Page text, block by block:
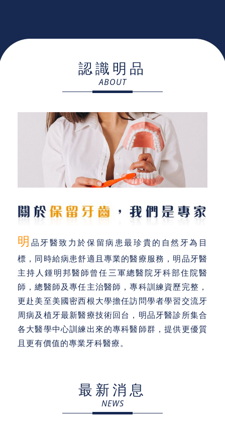
認識明品
ABOUT
明 品牙醫致力於保留病患最珍貴的自然牙為目
標，同時給病患舒適且專業的醫療服務，明品牙醫
主持人鍾明邦醫師曾任三軍總醫院牙科部住院醫
師，總醫師及專任主治醫師，專科訓練資歷完整，
更赴美至美國密西根大學擔任訪問學者學習交流牙
周病及植牙最新醫療技術回台，明品牙醫診所集合
各大醫學中心訓練出來的專科醫師群，提供更優質
且更有價值的專業牙科醫療。
最新消息
NEWS